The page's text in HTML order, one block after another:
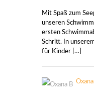
Mit Spaß zum
unseren
ersten
Schritt. In
für Kinder […]